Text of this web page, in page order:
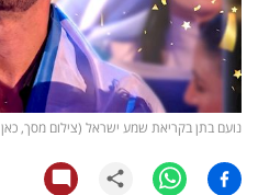
רכילות
עסקית
קריפטו
ויראלי
נועם בתן בקריאת שמע ישראל (צילום מסך, כאן 11)